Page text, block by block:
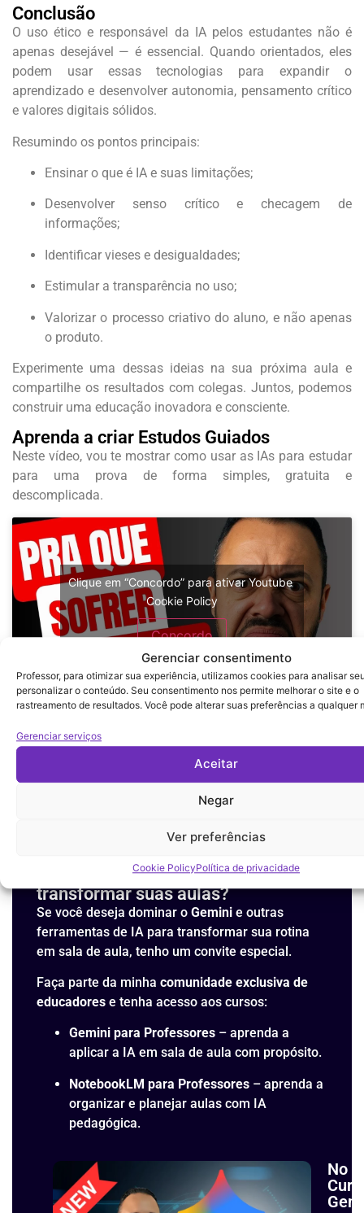
Gerenciar consentimento
Professor, para otimizar sua experiência, utilizamos cookies para analisar
personalizar o conteúdo. Seu consentimento nos permite melhorar o site e o
rastreamento de resultados. Você pode alterar suas preferências a qualquer
Gerenciar serviços
Aceitar
Negar
Ver preferências
Cookie PolicyPolítica de privacidade
Conclusão
O uso ético e responsável da IA pelos estudantes não é
apenas desejável — é essencial. Quando orientados, eles
podem usar essas tecnologias para expandir o
aprendizado e desenvolver autonomia, pensamento crítico
e valores digitais sólidos.
Resumindo os pontos principais:
Ensinar o que é IA e suas limitações;
Desenvolver senso crítico e checagem de
informações;
Identificar vieses e desigualdades;
Estimular a transparência no uso;
Valorizar o processo criativo do aluno, e não apenas
o produto.
Experimente uma dessas ideias na sua próxima aula e
compartilhe os resultados com colegas. Juntos, podemos
construir uma educação inovadora e consciente.
Aprenda a criar Estudos Guiados
Neste vídeo, vou te mostrar como usar as IAs para estudar
para uma prova de forma simples, gratuita e
descomplicada.
Clique em “Concordo” para ativar Youtube
Cookie Policy
Concordo
Prof. Julio César Passos
Mentor de Professores na Era Digital
YouTube:Prof. Julio César Passos
@profjuliopassos
Quer dominar o uso do Gemini para
transformar suas aulas?
Se você deseja dominar o Gemini e outras
ferramentas de IA para transformar sua rotina
em sala de aula, tenho um convite especial.
Faça parte da minha comunidade exclusiva de
educadores e tenha acesso aos cursos:
Gemini para Professores – aprenda a
aplicar a IA em sala de aula com propósito.
NotebookLM para Professores – aprenda a
organizar e planejar aulas com IA
pedagógica.
No